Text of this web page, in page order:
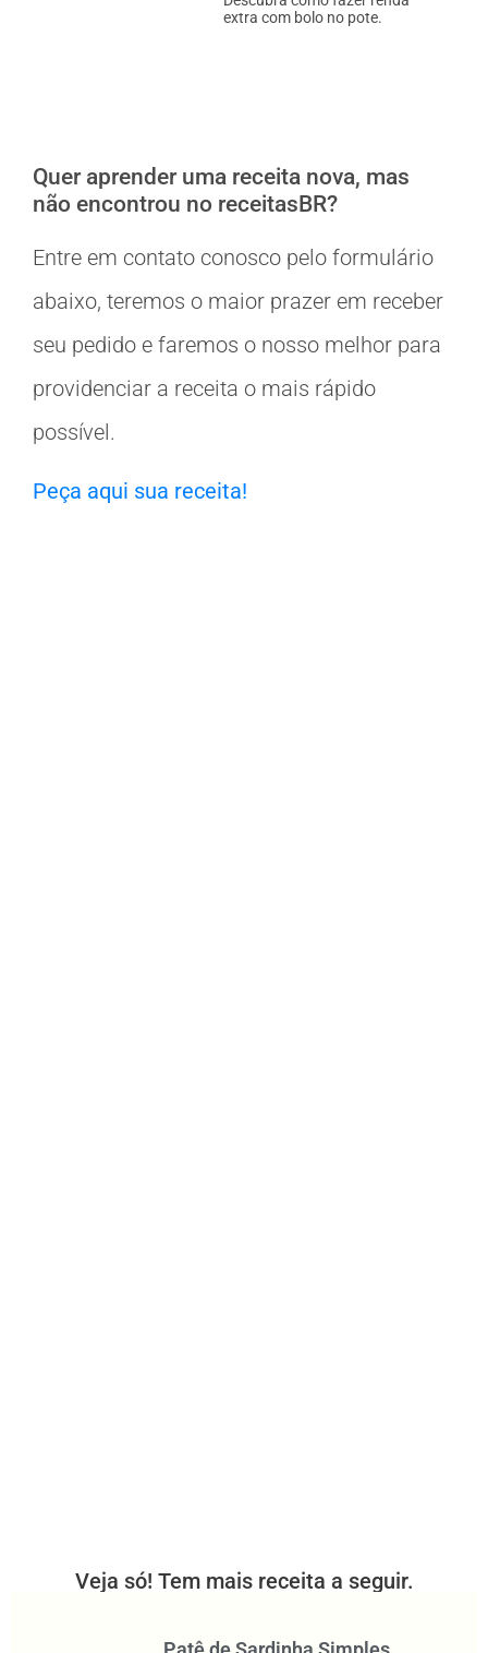
extra com bolo no pote.
Quer aprender uma receita nova, mas
não encontrou no receitasBR?
Entre em contato conosco pelo formulário
abaixo, teremos o maior prazer em receber
seu pedido e faremos o nosso melhor para
providenciar a receita o mais rápido
possível.
Peça aqui sua receita!
Veja só! Tem mais receita a seguir.